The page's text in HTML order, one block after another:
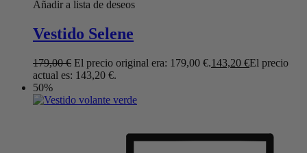
Añadir a lista de deseos
Vestido Selene
179,00€ El precio original era: 179,00 €.143,20 €El precio
actual es: 143,20 €.
50%